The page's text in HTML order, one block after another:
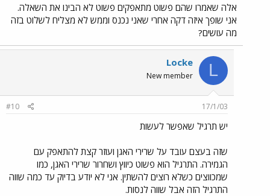
אלה שאמרו שהם פשוט מתאפקים פשוט לא הבינו את השאלה.
אני שופך איזה דקה אחרי שאני נכנס וממש לא מצליח לשלוט בזה
מה עושים?
L
Locke
New member
17/1/03
#10
יש תרגיל שאפשר לעשות
שזה בעצם עובד על שרירי האגן ועוזר קצת להתאפק עם
הגמירה. התרגיל הוא פשוט כיווץ ושחרור שרירי האגן, כמו
שמכווצים כשלא רוצים להשתין. אני לא יודע בדיוק עד כמה שווה
התרגיל הזה אבל שווה לנסות.